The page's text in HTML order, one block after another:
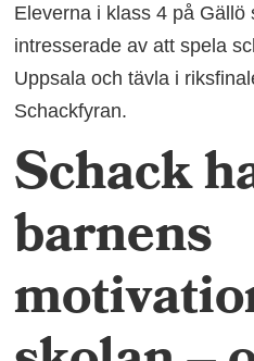
Eleverna i klass 4 på Gällö
intresserade av att spela
Uppsala och tävla i
Schackfyran.
Schack
barnens